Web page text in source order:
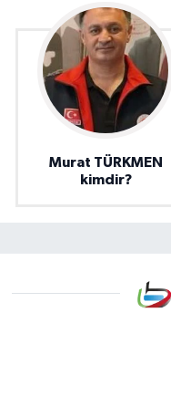
Murat TÜRKMEN
kimdir?